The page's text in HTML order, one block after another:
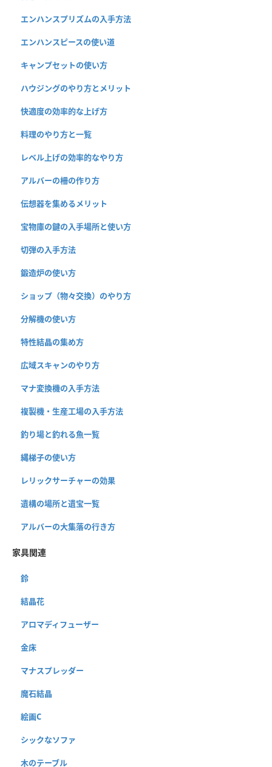
エンハンスプリズムの入手方法
エンハンスピースの使い道
キャンプセットの使い方
ハウジングのやり方とメリット
快適度の効率的な上げ方
料理のやり方と一覧
レベル上げの効率的なやり方
アルバーの柵の作り方
伝想器を集めるメリット
宝物庫の鍵の入手場所と使い方
切弾の入手方法
鍛造炉の使い方
ショップ（物々交換）のやり方
分解機の使い方
特性結晶の集め方
広域スキャンのやり方
マナ変換機の入手方法
複製機・生産工場の入手方法
釣り場と釣れる魚一覧
縄梯子の使い方
レリックサーチャーの効果
遺構の場所と遺宝一覧
アルバーの大集落の行き方
家具関連
鈴
結晶花
アロマディフューザー
金床
マナスプレッダー
魔石結晶
絵画C
シックなソファ
木のテーブル